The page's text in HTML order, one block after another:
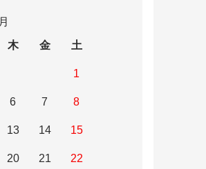
木 金 土
1
6 7 8
13 14 15
20 21 22